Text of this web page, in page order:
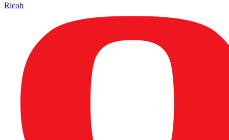
Ricoh